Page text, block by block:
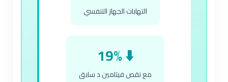
التهابات الجهاز التنفسي
⬇️ 19%
مع نقص فيتامين د سابق